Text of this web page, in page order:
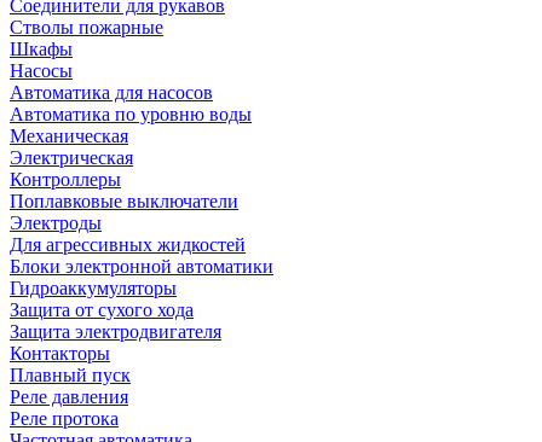
Соединители для рукавов
Стволы пожарные
Шкафы
Насосы
Автоматика для насосов
Автоматика по уровню воды
Механическая
Электрическая
Контроллеры
Поплавковые выключатели
Электроды
Для агрессивных жидкостей
Блоки электронной автоматики
Гидроаккумуляторы
Защита от сухого хода
Защита электродвигателя
Контакторы
Плавный пуск
Реле давления
Реле протока